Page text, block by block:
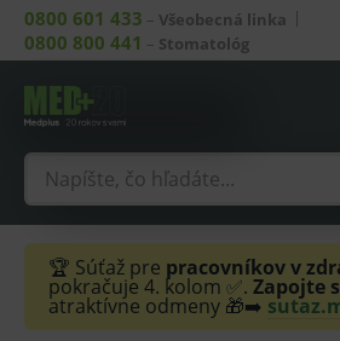
0800 601 433 – Všeobecná linka
0800 800 441 – Stomatológ
🏆 Súťaž pre pracovníkov v
pokračuje 4. kolom ✅. Zapojte
atraktívne odmeny 🎁➡️